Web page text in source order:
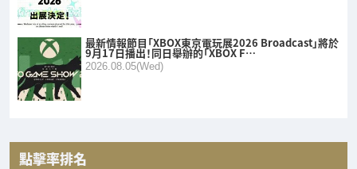
最新情報節目「XBOX東京電玩展2026 Broadcast」將於
9月17日播出！同日舉辦的「XBOX F…
2026.08.05(Wed)
點擊率排名